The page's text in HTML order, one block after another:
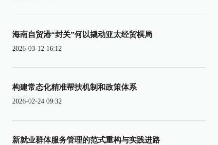
海南自贸港“封关”何以撬动亚太经贸棋局
2026-03-12 16:12
构建常态化精准帮扶机制和政策体系
2026-02-24 09:32
新就业群体服务管理的范式重构与实践进路